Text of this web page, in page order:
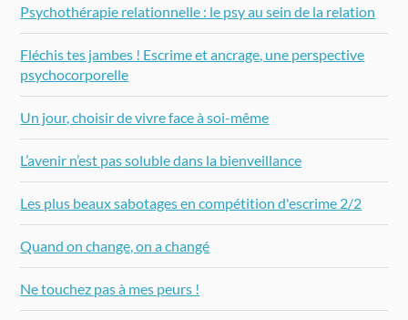
Psychothérapie relationnelle : le psy au sein de la relation
Fléchis tes jambes ! Escrime et ancrage, une perspective
psychocorporelle
Un jour, choisir de vivre face à soi-même
L’avenir n’est pas soluble dans la bienveillance
Les plus beaux sabotages en compétition d'escrime 2/2
Quand on change, on a changé
Ne touchez pas à mes peurs !